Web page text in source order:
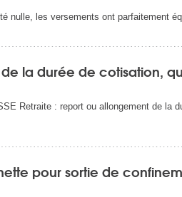
nulle, les versements ont parfaitement
la durée de cotisation,
Retraite : report ou allongement de la
pour sortie de